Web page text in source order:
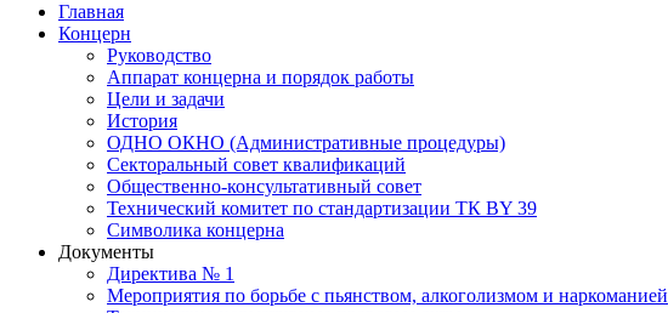
Главная
Концерн
Руководство
Аппарат концерна и порядок работы
Цели и задачи
История
ОДНО ОКНО (Административные процедуры)
Секторальный совет квалификаций
Общественно-консультативный совет
Технический комитет по стандартизации ТК BY 39
Символика концерна
Документы
Директива № 1
Мероприятия по борьбе с пьянством, алкоголизмом и наркоманией